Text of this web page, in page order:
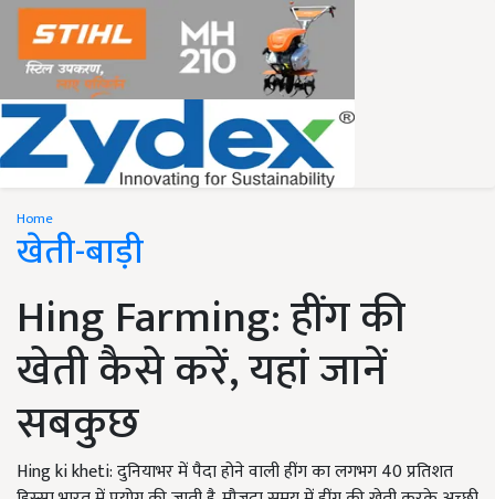
Home
खेती-बाड़ी
Hing Farming: हींग की
खेती कैसे करें, यहां जानें
सबकुछ
Hing ki kheti: दुनियाभर में पैदा होने वाली हींग का लगभग 40 प्रतिशत